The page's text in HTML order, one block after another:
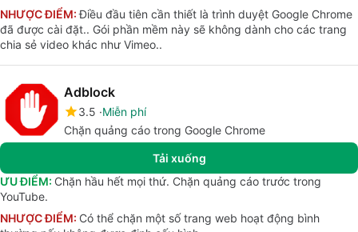
NHƯỢC ĐIỂM:Điều đầu tiên cần thiết là trình duyệt Google Chrome
đã được cài đặt.. Gói phần mềm này sẽ không dành cho các trang
chia sẻ video khác như Vimeo..
Adblock
3.5 Miễn phí
Chặn quảng cáo trong Google Chrome
Tải xuống
ƯU ĐIỂM: Chặn hầu hết mọi thứ. Chặn quảng cáo trước trong
YouTube.
NHƯỢC ĐIỂM: Có thể chặn một số trang web hoạt động bình